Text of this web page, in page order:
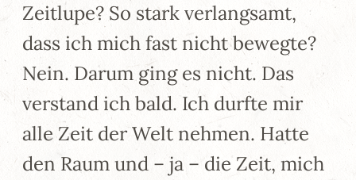
Zeitlupe? So stark verlangsamt,
dass ich mich fast nicht bewegte?
Nein. Darum ging es nicht. Das
verstand ich bald. Ich durfte mir
alle Zeit der Welt nehmen. Hatte
den Raum und – ja – die Zeit, mich